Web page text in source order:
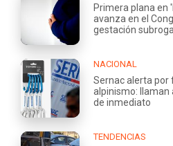
Primera plana en
avanza en el
gestación
NACIONAL
Sernac alerta por
alpinismo: llaman
de inmediato
TENDENCIAS